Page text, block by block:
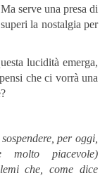
serve una presa di
la nostalgia per
lucidità emerga,
che ci vorrà una
per oggi,
molto piacevole)
che, come dice